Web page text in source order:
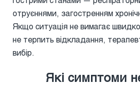
отруєннями, загостренням
Якщо ситуація не вимагає
не терпить відкладання,
вибір.
Які симптоми